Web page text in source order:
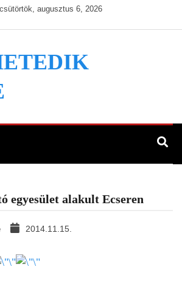
csütörtök, augusztus 6, 2026
egyesület alakult Ecseren
2014.11.15.